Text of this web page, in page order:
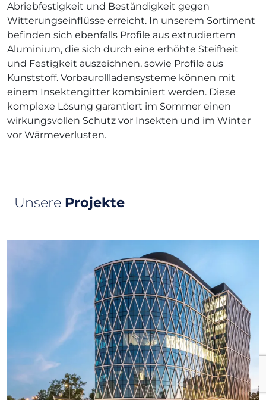
Abriebfestigkeit und Beständigkeit gegen
Witterungseinflüsse erreicht. In unserem Sortiment
befinden sich ebenfalls Profile aus extrudiertem
Aluminium, die sich durch eine erhöhte Steifheit
und Festigkeit auszeichnen, sowie Profile aus
Kunststoff. Vorbaurollladensysteme können mit
einem Insektengitter kombiniert werden. Diese
komplexe Lösung garantiert im Sommer einen
wirkungsvollen Schutz vor Insekten und im Winter
vor Wärmeverlusten.
Unsere Projekte